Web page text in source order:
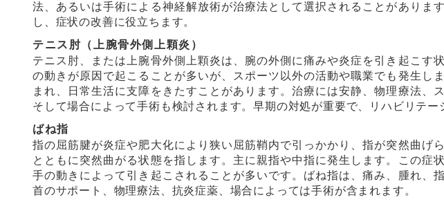
法、あるいは手術による神経解放術が治療法として選択されることがありま
し、症状の改善に役立ちます。
テニス肘（上腕骨外側上顆炎）
テニス肘、または上腕骨外側上顆炎は、腕の外側に痛みや炎症を引き起こす
の動きが原因で起こることが多いが、スポーツ以外の活動や職業でも発生し
まれ、日常生活に支障をきたすことがあります。治療には安静、物理療法、
そして場合によって手術も検討されます。早期の対処が重要で、リハビリテー
ばね指
指の屈筋腱が炎症や肥大化により狭い屈筋鞘内で引っかかり、指が突然曲げ
とともに突然曲がる状態を指します。主に親指や中指に発生します。この症
手の動きによって引き起こされることが多いです。ばね指は、痛み、腫れ、
首のサポート、物理療法、抗炎症薬、場合によっては手術が含まれます。